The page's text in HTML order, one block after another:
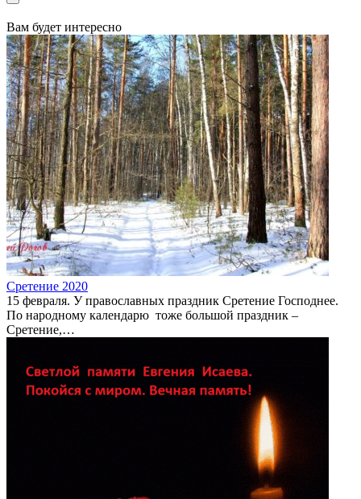
Вам будет интересно
Сретение 2020
15 февраля. У православных праздник Сретение Господнее.
По народному календарю тоже большой праздник –
Сретение,…